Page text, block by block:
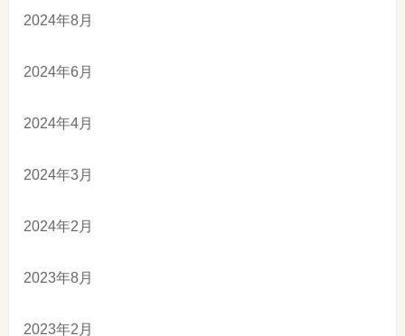
2024年8月
2024年6月
2024年4月
2024年3月
2024年2月
2023年8月
2023年2月